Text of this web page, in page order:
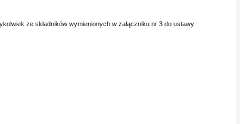
ze składników wymienionych w załączniku nr 3 do ustawy